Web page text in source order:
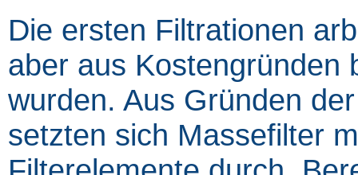
Die ersten Filtrationen
aber aus Kostengründen
wurden. Aus Gründen
setzten sich Massefilter